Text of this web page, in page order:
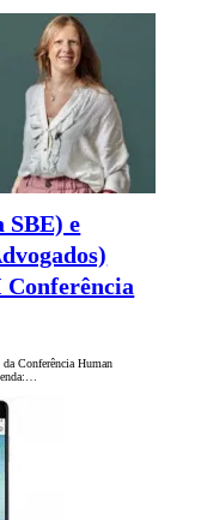
SBE) e
Conferência
da Conferência Human